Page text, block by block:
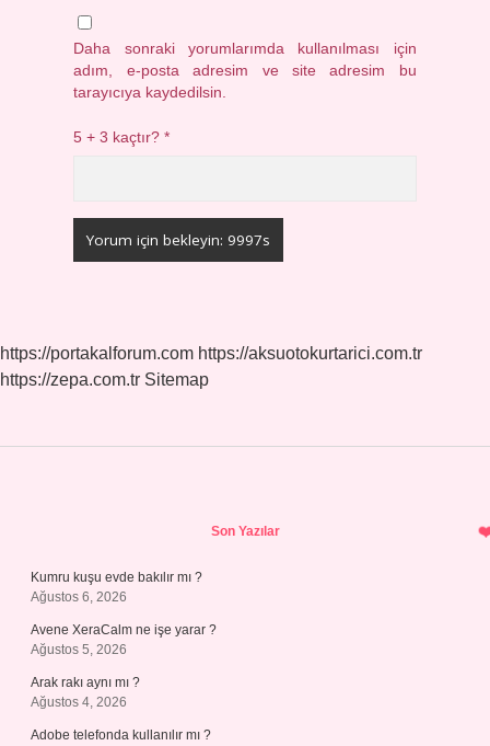
Daha sonraki yorumlarımda kullanılması için
adım, e-posta adresim ve site adresim bu
tarayıcıya kaydedilsin.
5 + 3 kaçtır?*
https://portakalforum.com https://aksuotokurtarici.com.tr
https://zepa.com.tr Sitemap
Son Yazılar
Kumru kuşu evde bakılır mı ?
Ağustos 6, 2026
Avene XeraCalm ne işe yarar ?
Ağustos 5, 2026
Arak rakı aynı mı ?
Ağustos 4, 2026
Adobe telefonda kullanılır mı ?